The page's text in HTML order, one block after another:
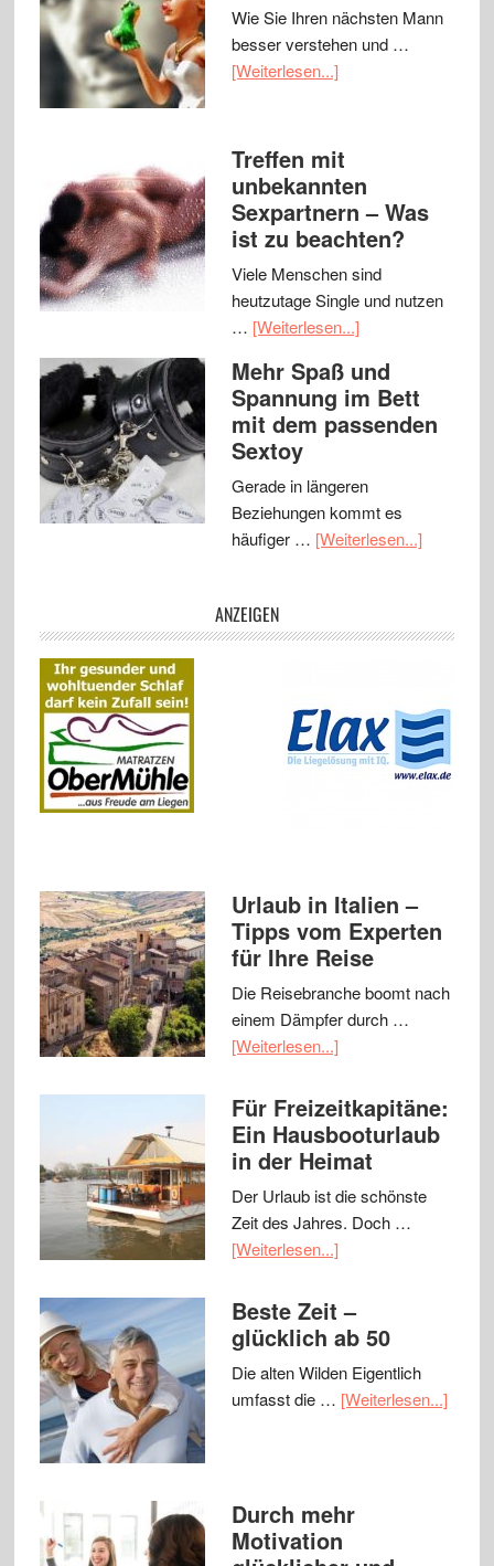
Wie Sie Ihren nächsten Mann
besser verstehen und …
[Weiterlesen...]
Treffen mit
unbekannten
Sexpartnern – Was
ist zu beachten?
Viele Menschen sind
heutzutage Single und nutzen
… [Weiterlesen...]
Mehr Spaß und
Spannung im Bett
mit dem passenden
Sextoy
Gerade in längeren
Beziehungen kommt es
häufiger … [Weiterlesen...]
ANZEIGEN
Urlaub in Italien –
Tipps vom Experten
für Ihre Reise
Die Reisebranche boomt nach
einem Dämpfer durch …
[Weiterlesen...]
Für Freizeitkapitäne:
Ein Hausbooturlaub
in der Heimat
Der Urlaub ist die schönste
Zeit des Jahres. Doch …
[Weiterlesen...]
Beste Zeit –
glücklich ab 50
Die alten Wilden Eigentlich
umfasst die … [Weiterlesen...]
Durch mehr
Motivation